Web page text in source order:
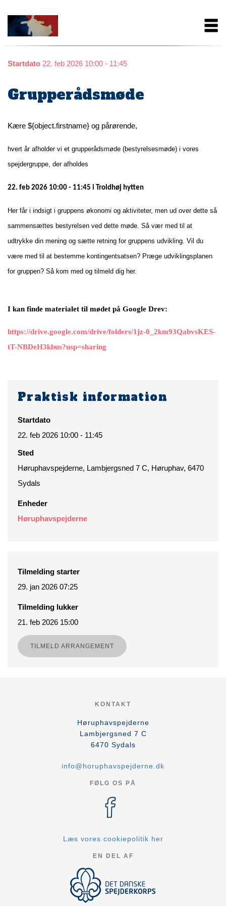
hovedindhold
Main
navigation
Startdato 22. feb 2026 10:00 - 11:45
Grupperådsmøde
Kære ${object.firstname} og pårørende,
hvert år afholder vi et grupperådsmøde (bestyrelsesmøde) i vores
spejdergruppe, der afholdes
22. feb 2026 10:00 - 11:45 i Troldhøj hytten
Her får i indsigt i gruppens økonomi og aktiviteter, men ud over dette så
sammensættes bestyrelsen ved dette møde. Så vær med til at
udtrykke din mening og sætte retning for gruppens udvikling. Vil du
være med til at bestemme kontingentsatsen? Præge udviklingsplanen
for gruppen? Så kom med og tilmeld dig her.
I kan finde materialet til mødet på Google Drev:
https://drive.google.com/drive/folders/1jz-0_2km93QabvsKES-
tT-NBDeH3kbus?usp=sharing
Praktisk information
Startdato
22. feb 2026 10:00 - 11:45
Sted
Høruphavspejderne, Lambjergsned 7 C, Høruphav, 6470
Sydals
Enheder
Høruphavspejderne
Tilmelding starter
29. jan 2026 07:25
Tilmelding lukker
21. feb 2026 15:00
TILMELD ARRANGEMENT
KONTAKT
Høruphavspejderne
Lambjergsned 7 C
6470 Sydals
info@horuphavspejderne.dk
FØLG OS PÅ
Læs vores cookiepolitik her
EN DEL AF